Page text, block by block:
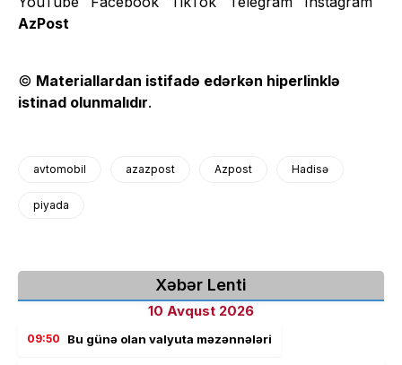
AzPost
© Materiallardan istifadə edərkən hiperlinklə
istinad olunmalıdır.
avtomobil azazpost Azpost Hadisə
piyada
Xəbər Lenti
10 Avqust 2026
09:50 Bu günə olan valyuta məzənnələri